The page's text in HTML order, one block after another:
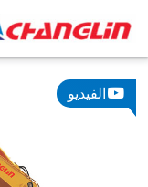
الفيديو